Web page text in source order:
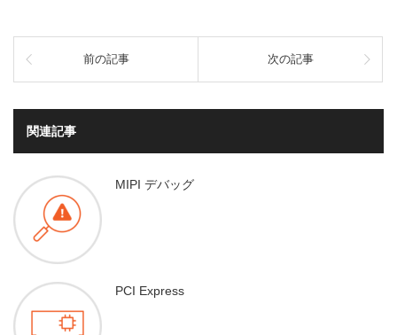
前の記事 次の記事
関連記事
MIPI デバッグ
PCI Express